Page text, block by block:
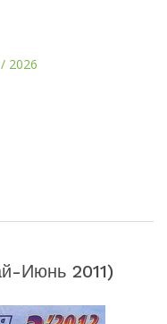
2026
Июнь 2011)